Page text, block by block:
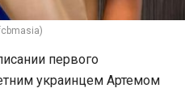
первого
украинцем Артемом